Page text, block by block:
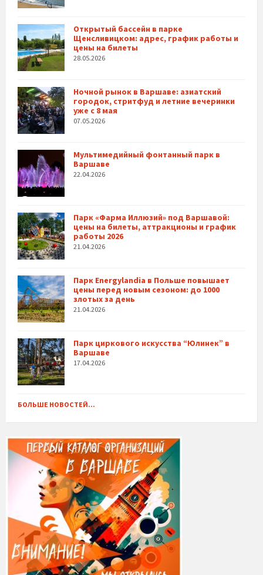
Открытый бассейн в парке
Щенсливицком: адрес, график работы и
цены на билеты
28.05.2026
Ночной рынок в Варшаве: азиатский
городок, стритфуд и летние вечеринки
уже с 8 мая
07.05.2026
Мультимедийный фонтанный парк в
Варшаве
22.04.2026
Парк «Фарма Иллюзий» под Варшавой:
цены на билеты, аттракционы и график
работы 2026
21.04.2026
Парк Energylandia в Польше повышает
цены перед новым сезоном: до 1000
злотых за день
21.04.2026
Парк циркового искусства “Юлинек” в
Варшаве
17.04.2026
БОЛЬШЕ НОВОСТЕЙ...